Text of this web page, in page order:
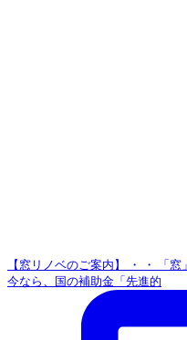
【窓リノベのご案内】 ・ ・ 「
今なら、国の補助金「先進的